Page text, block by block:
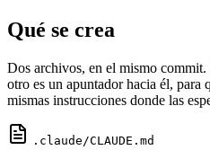
Qué se crea
Dos archivos, en el mismo
otro es un apuntador hacia él, para
mismas instrucciones donde las
.claude/CLAUDE.md